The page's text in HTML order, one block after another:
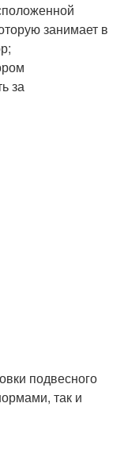
занимает в
за
подвесного
так и